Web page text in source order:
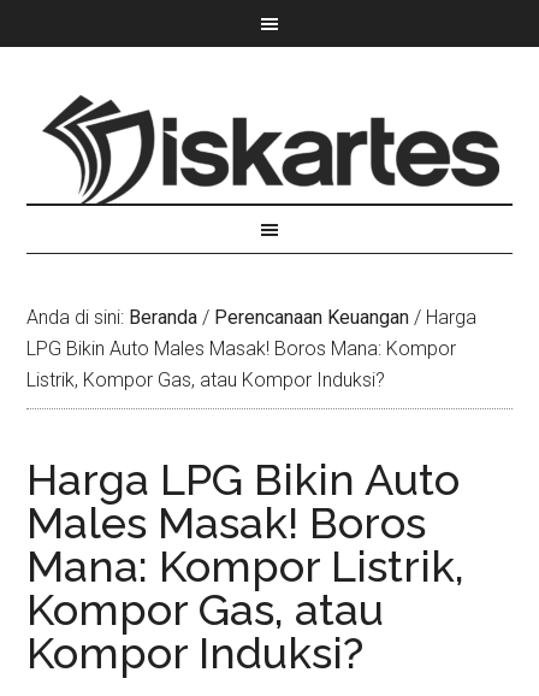
Anda di sini: Beranda / Perencanaan Keuangan / Harga
LPG Bikin Auto Males Masak! Boros Mana: Kompor
Listrik, Kompor Gas, atau Kompor Induksi?
Harga LPG Bikin Auto
Males Masak! Boros
Mana: Kompor Listrik,
Kompor Gas, atau
Kompor Induksi?